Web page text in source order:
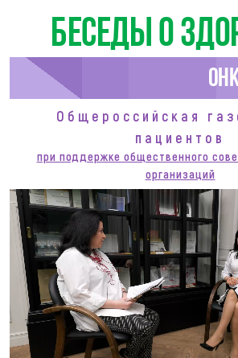
Беседы о
Общероссийская
пациентов
при поддержке общественного
организаций